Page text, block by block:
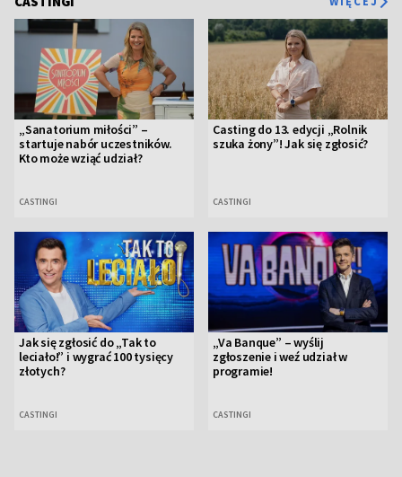
„Sanatorium miłości” –
startuje nabór uczestników.
Kto może wziąć udział?
CASTINGI
Casting do 13. edycji „Rolnik
szuka żony”! Jak się zgłosić?
CASTINGI
Jak się zgłosić do „Tak to
leciało!” i wygrać 100 tysięcy
złotych?
CASTINGI
„Va Banque” – wyślij
zgłoszenie i weź udział w
programie!
CASTINGI